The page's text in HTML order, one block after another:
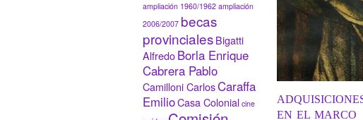
ampliación 1960/1962 ampliación
2006/2007 becas
provincialesBigatti
AlfredoBorla Enrique
Cabrera Pablo
Camilloni CarlosCaraffa
EmilioCasa Colonial cine
EN EL MARCO